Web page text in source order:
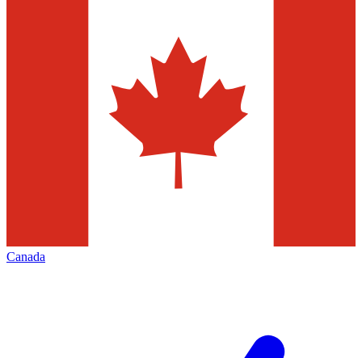
Canada